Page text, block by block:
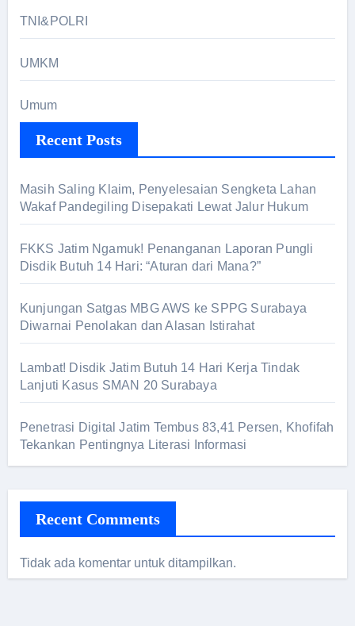
TNI&POLRI
UMKM
Umum
Recent Posts
Masih Saling Klaim, Penyelesaian Sengketa Lahan
Wakaf Pandegiling Disepakati Lewat Jalur Hukum
FKKS Jatim Ngamuk! Penanganan Laporan Pungli
Disdik Butuh 14 Hari: “Aturan dari Mana?”
Kunjungan Satgas MBG AWS ke SPPG Surabaya
Diwarnai Penolakan dan Alasan Istirahat
Lambat! Disdik Jatim Butuh 14 Hari Kerja Tindak
Lanjuti Kasus SMAN 20 Surabaya
Penetrasi Digital Jatim Tembus 83,41 Persen, Khofifah
Tekankan Pentingnya Literasi Informasi
Recent Comments
Tidak ada komentar untuk ditampilkan.